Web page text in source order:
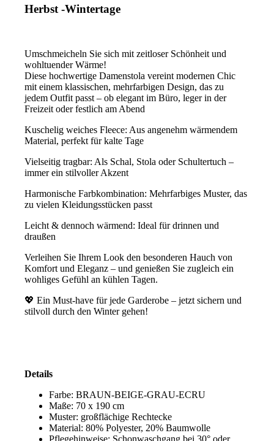
Herbst -Wintertage
Umschmeicheln Sie sich mit zeitloser Schönheit und
wohltuender Wärme!
Diese hochwertige Damenstola vereint modernen Chic
mit einem klassischen, mehrfarbigen Design, das zu
jedem Outfit passt – ob elegant im Büro, leger in der
Freizeit oder festlich am Abend
Kuschelig weiches Fleece: Aus angenehm wärmendem
Material, perfekt für kalte Tage
Vielseitig tragbar: Als Schal, Stola oder Schultertuch –
immer ein stilvoller Akzent
Harmonische Farbkombination: Mehrfarbiges Muster, das
zu vielen Kleidungsstücken passt
Leicht & dennoch wärmend: Ideal für drinnen und
draußen
Verleihen Sie Ihrem Look den besonderen Hauch von
Komfort und Eleganz – und genießen Sie zugleich ein
wohliges Gefühl an kühlen Tagen.
💖 Ein Must-have für jede Garderobe – jetzt sichern und
stilvoll durch den Winter gehen!
Details
Farbe: BRAUN-BEIGE-GRAU-ECRU
Maße: 70 x 190 cm
Muster: großflächige Rechtecke
Material: 80% Polyester, 20% Baumwolle
Pflegehinweise: Schonwaschgang bei 30° oder